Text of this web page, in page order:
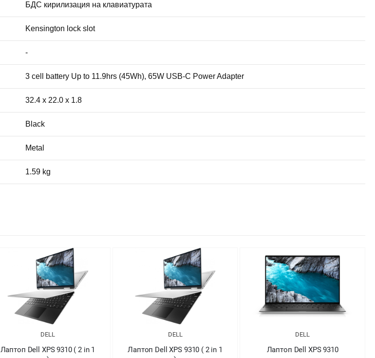
БДС кирилизация на клавиатурата
Kensington lock slot
-
3 cell battery Up to 11.9hrs (45Wh), 65W USB-C Power Adapter
32.4 x 22.0 x 1.8
Black
Metal
1.59 kg
DELL
Лаптоп Dell XPS 9310 ( 2 in 1
DELL
Лаптоп Dell XPS 9310
DELL
Лаптоп Dell XPS 9310